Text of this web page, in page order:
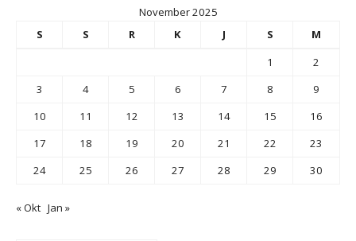
November 2025
S
S R K J S
M
1
2
3
4 5 6 7 8
9
10
11 12 13 14 15
16
17
18 19 20 21 22
23
24
25 26 27 28 29 30
« Okt Jan »